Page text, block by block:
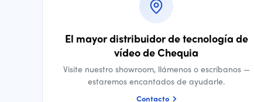
El mayor distribuidor de tecnología de
vídeo de Chequia
Visite nuestro showroom, llámenos o escríbanos —
estaremos encantados de ayudarle.
Contacto